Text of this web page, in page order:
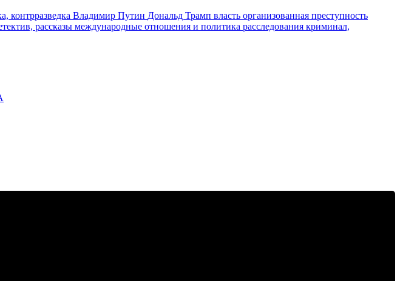
контрразведка Владимир Путин Дональд Трамп власть организованная преступность
рассказы международные отношения и политика расследования криминал,